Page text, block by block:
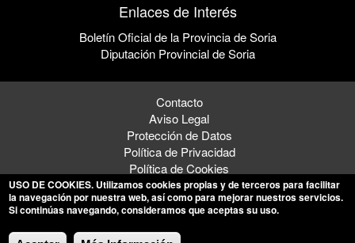
Enlaces de Interés
Boletín Oficial de la Provincia de Soria
Diputación Provincial de Soria
Contacto
Aviso Legal
Protección de Datos
Política de Privacidad
Política de Cookies
© 2026 Ayuntamiento de Calatañazor
USO DE COOKIES. Utilizamos cookies propias y de terceros para facilitar
la navegación por nuestra web, así como para mejorar nuestros servicios.
Si continúas navegando, consideramos que aceptas su uso.